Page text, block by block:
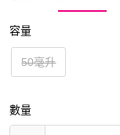
容量
50毫升
數量